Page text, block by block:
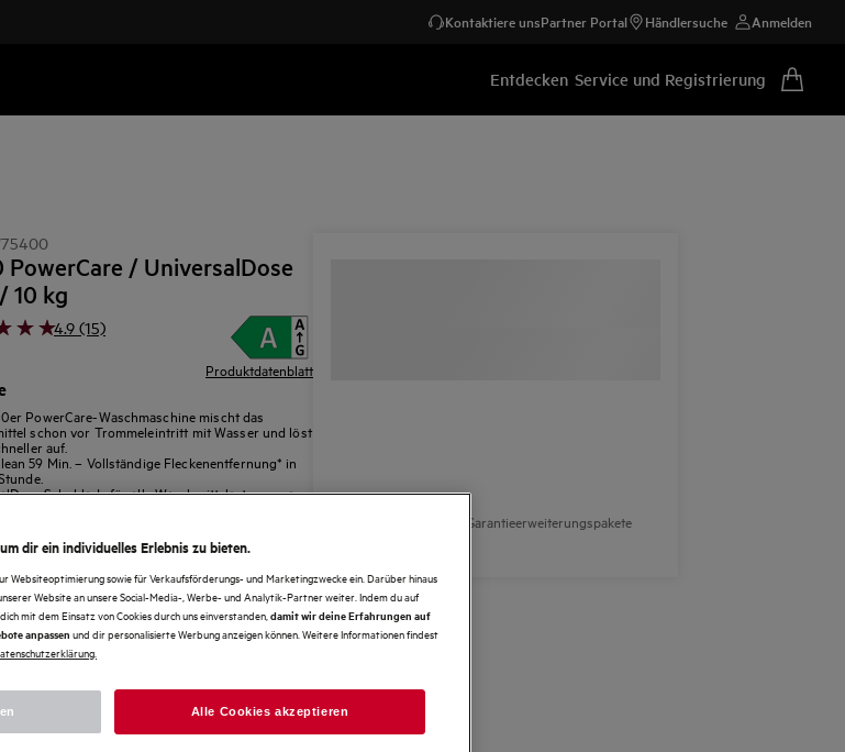
Kontaktiere unsPartner Portal Händlersuche Anmelden
Entdecken Service und Registrierung
/ UniversalDose
10 kg
4.9 (15)
Produktdatenblatt
PowerCare-Waschmaschine mischt das
schon vor Trommeleintritt mit Wasser und löst
auf.
59 Min. – Vollständige Fleckenentfernung* in
Schublade für alle Waschmittelarten, sogar
zum
(Lieferzeit 4-6
Ab € 59
Zahlungsoption für Garantieerweiterungspakete
dir ein individuelles Erlebnis zu bieten.
Websiteoptimierung sowie für Verkaufsförderungs- und Marketingzwecke ein. Darüber hinaus
Website an unsere Social-Media-, Werbe- und Analytik-Partner weiter. Indem du auf
mit dem Einsatz von Cookies durch uns einverstanden, damit wir deine Erfahrungen auf
anpassen und dir personalisierte Werbung anzeigen können. Weitere Informationen findest
Alle Cookies akzeptieren